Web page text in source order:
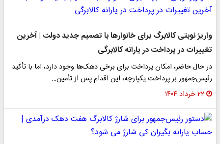
واریز نوبتی کالابرگ برای خانوارها با تصمیم جدید دولت | آخرین
تغییرات در پرداخت در یارانه کالابرگی
در حال حاضر، امکان پرداخت برای برخی دهک‌ها وجود دارد، اما با تأکید
رئیس‌جمهور بر پرداخت یکپارچه، این اقدام پس از تأمین…
۲۲ خرداد ۱۴۰۴